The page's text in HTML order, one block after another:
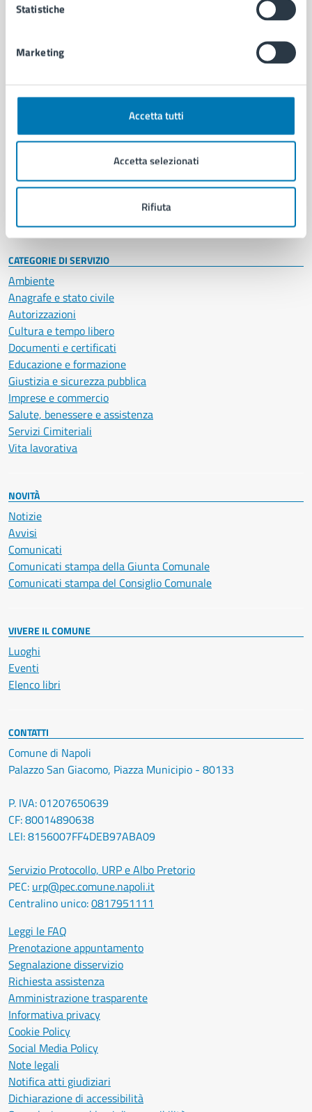
Statistiche
Marketing
Accetta tutti
Accetta selezionati
Rifiuta
Comune di Napoli
AMMINISTRAZIONE
Organi di governo
Enti e fondazioni
Personale amministrativo
Intranet, posta aziendale e protocollo
CATEGORIE DI SERVIZIO
Ambiente
Anagrafe e stato civile
Autorizzazioni
Cultura e tempo libero
Documenti e certificati
Educazione e formazione
Giustizia e sicurezza pubblica
Imprese e commercio
Salute, benessere e assistenza
Servizi Cimiteriali
Vita lavorativa
NOVITÀ
Notizie
Avvisi
Comunicati
Comunicati stampa della Giunta Comunale
Comunicati stampa del Consiglio Comunale
VIVERE IL COMUNE
Luoghi
Eventi
Elenco libri
CONTATTI
Comune di Napoli
Palazzo San Giacomo, Piazza Municipio - 80133
P. IVA: 01207650639
CF: 80014890638
LEI: 8156007FF4DEB97ABA09
Servizio Protocollo, URP e Albo Pretorio
PEC: urp@pec.comune.napoli.it
Centralino unico:0817951111
Leggi le FAQ
Prenotazione appuntamento
Segnalazione disservizio
Richiesta assistenza
Amministrazione trasparente
Informativa privacy
Cookie Policy
Social Media Policy
Note legali
Notifica atti giudiziari
Dichiarazione di accessibilità